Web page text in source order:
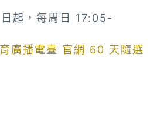
起，每周日 17:05-
廣播電臺 官網 60 天隨選